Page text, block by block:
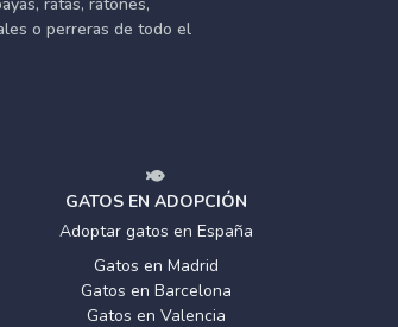
o perreras de todo el
GATOS EN ADOPCIÓN
Adoptar gatos en España
Gatos en Madrid
Gatos en Barcelona
Gatos en Valencia